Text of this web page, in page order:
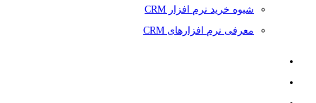
شیوه خرید نرم افزار CRM
معرفی نرم افزارهای CRM